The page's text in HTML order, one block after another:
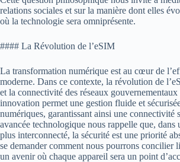
relations sociales et sur la manière dont elles
où la technologie sera omniprésente.
#### La Révolution de l’eSIM
La transformation numérique est au cœur de
moderne. Dans ce contexte, la révolution de
et la connectivité des réseaux
innovation permet une gestion fluide et
numériques, garantissant ainsi une connectivité
avancée technologique nous rappelle que, dans
plus interconnecté, la sécurité est une priorité
se demander comment nous pourrons concilier
un avenir où chaque appareil sera un point